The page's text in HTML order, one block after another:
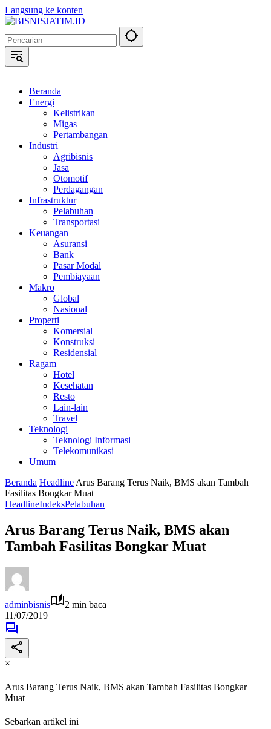
Langsung ke konten
Beranda
Energi
Kelistrikan
Migas
Pertambangan
Industri
Agribisnis
Jasa
Otomotif
Perdagangan
Infrastruktur
Pelabuhan
Transportasi
Keuangan
Asuransi
Bank
Pasar Modal
Pembiayaan
Makro
Global
Nasional
Properti
Komersial
Konstruksi
Residensial
Ragam
Hotel
Kesehatan
Resto
Lain-lain
Travel
Teknologi
Teknologi Informasi
Telekomunikasi
Umum
Beranda Headline Arus Barang Terus Naik, BMS akan Tambah
Fasilitas Bongkar Muat
HeadlineIndeksPelabuhan
Arus Barang Terus Naik, BMS akan
Tambah Fasilitas Bongkar Muat
adminbisnis
2 min baca
11/07/2019
×
Arus Barang Terus Naik, BMS akan Tambah Fasilitas Bongkar
Muat
Sebarkan artikel ini